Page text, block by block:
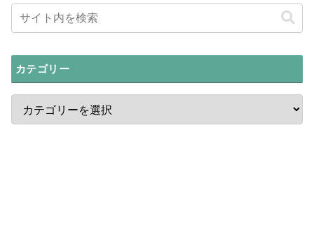
カテゴリー